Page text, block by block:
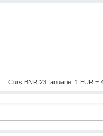
Curs BNR 23 Ianuarie: 1 EUR =